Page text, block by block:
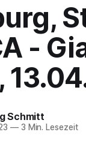
-
Schmitt
—3 Min. Lesezeit